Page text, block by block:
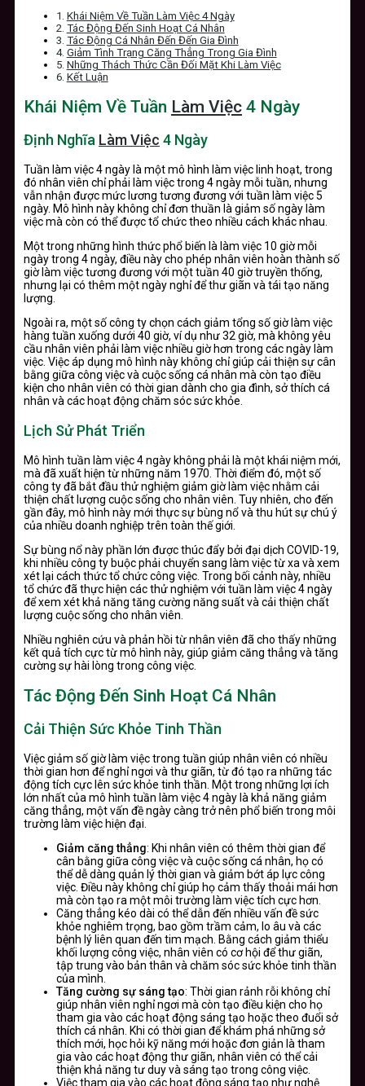
Khái Niệm Về Tuần Làm Việc 4 Ngày
Tác Động Đến Sinh Hoạt Cá Nhân
Tác Động Cá Nhân Đến Đến Gia Đình
Giảm Tình Trạng Căng Thẳng Trong Gia Đình
Những Thách Thức Cần Đối Mặt Khi Làm Việc
Kết Luận
Khái Niệm Về Tuần Làm Việc 4 Ngày
Định Nghĩa Làm Việc 4 Ngày
Tuần làm việc 4 ngày là một mô hình làm việc linh hoạt, trong
đó nhân viên chỉ phải làm việc trong 4 ngày mỗi tuần, nhưng
vẫn nhận được mức lương tương đương với tuần làm việc 5
ngày. Mô hình này không chỉ đơn thuần là giảm số ngày làm
việc mà còn có thể được tổ chức theo nhiều cách khác nhau.
Một trong những hình thức phổ biến là làm việc 10 giờ mỗi
ngày trong 4 ngày, điều này cho phép nhân viên hoàn thành số
giờ làm việc tương đương với một tuần 40 giờ truyền thống,
nhưng lại có thêm một ngày nghỉ để thư giãn và tái tạo năng
lượng.
Ngoài ra, một số công ty chọn cách giảm tổng số giờ làm việc
hàng tuần xuống dưới 40 giờ, ví dụ như 32 giờ, mà không yêu
cầu nhân viên phải làm việc nhiều giờ hơn trong các ngày làm
việc. Việc áp dụng mô hình này không chỉ giúp cải thiện sự cân
bằng giữa công việc và cuộc sống cá nhân mà còn tạo điều
kiện cho nhân viên có thời gian dành cho gia đình, sở thích cá
nhân và các hoạt động chăm sóc sức khỏe.
Lịch Sử Phát Triển
Mô hình tuần làm việc 4 ngày không phải là một khái niệm mới,
mà đã xuất hiện từ những năm 1970. Thời điểm đó, một số
công ty đã bắt đầu thử nghiệm giảm giờ làm việc nhằm cải
thiện chất lượng cuộc sống cho nhân viên. Tuy nhiên, cho đến
gần đây, mô hình này mới thực sự bùng nổ và thu hút sự chú ý
của nhiều doanh nghiệp trên toàn thế giới.
Sự bùng nổ này phần lớn được thúc đẩy bởi đại dịch COVID-19,
khi nhiều công ty buộc phải chuyển sang làm việc từ xa và xem
xét lại cách thức tổ chức công việc. Trong bối cảnh này, nhiều
tổ chức đã thực hiện các thử nghiệm với tuần làm việc 4 ngày
để xem xét khả năng tăng cường năng suất và cải thiện chất
lượng cuộc sống cho nhân viên.
Nhiều nghiên cứu và phản hồi từ nhân viên đã cho thấy những
kết quả tích cực từ mô hình này, giúp giảm căng thẳng và tăng
cường sự hài lòng trong công việc.
Tác Động Đến Sinh Hoạt Cá Nhân
Cải Thiện Sức Khỏe Tinh Thần
Việc giảm số giờ làm việc trong tuần giúp nhân viên có nhiều
thời gian hơn để nghỉ ngơi và thư giãn, từ đó tạo ra những tác
động tích cực lên sức khỏe tinh thần. Một trong những lợi ích
lớn nhất của mô hình tuần làm việc 4 ngày là khả năng giảm
căng thẳng, một vấn đề ngày càng trở nên phổ biến trong môi
trường làm việc hiện đại.
Giảm căng thẳng: Khi nhân viên có thêm thời gian để
cân bằng giữa công việc và cuộc sống cá nhân, họ có
thể dễ dàng quản lý thời gian và giảm bớt áp lực công
việc. Điều này không chỉ giúp họ cảm thấy thoải mái hơn
mà còn tạo ra một môi trường làm việc tích cực hơn.
Căng thẳng kéo dài có thể dẫn đến nhiều vấn đề sức
khỏe nghiêm trọng, bao gồm trầm cảm, lo âu và các
bệnh lý liên quan đến tim mạch. Bằng cách giảm thiểu
khối lượng công việc, nhân viên có cơ hội để thư giãn,
tập trung vào bản thân và chăm sóc sức khỏe tinh thần
của mình.
Tăng cường sự sáng tạo: Thời gian rảnh rỗi không chỉ
giúp nhân viên nghỉ ngơi mà còn tạo điều kiện cho họ
tham gia vào các hoạt động sáng tạo hoặc theo đuổi sở
thích cá nhân. Khi có thời gian để khám phá những sở
thích mới, học hỏi kỹ năng mới hoặc đơn giản là tham
gia vào các hoạt động thư giãn, nhân viên có thể cải
thiện khả năng tư duy và sáng tạo trong công việc.
Việc tham gia vào các hoạt động sáng tạo như nghệ